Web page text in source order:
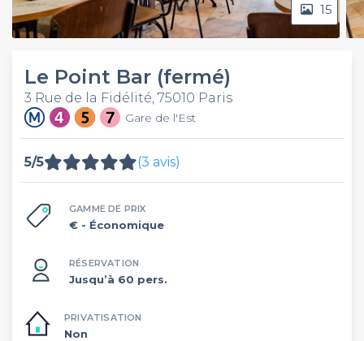
15
Le Point Bar (fermé)
3 Rue de la Fidélité, 75010 Paris
Gare de l'Est
5/5 (3 avis)
GAMME DE PRIX
€ - Économique
RÉSERVATION
Jusqu’à 60 pers.
PRIVATISATION
Non